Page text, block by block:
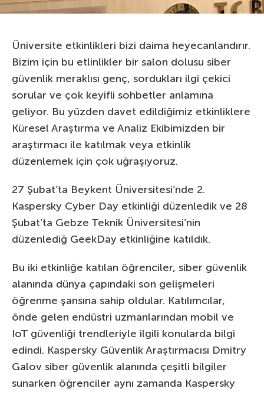
Üniversite etkinlikleri bizi daima heyecanlandırır.
Bizim için bu etlinlikler bir salon dolusu siber
güvenlik meraklısı genç, sordukları ilgi çekici
sorular ve çok keyifli sohbetler anlamına
geliyor. Bu yüzden davet edildiğimiz etkinliklere
Küresel Araştırma ve Analiz Ekibimizden bir
araştırmacı ile katılmak veya etkinlik
düzenlemek için çok uğraşıyoruz.
27 Şubat’ta Beykent Üniversitesi’nde 2.
Kaspersky Cyber Day etkinliği düzenledik ve 28
Şubat’ta Gebze Teknik Üniversitesi’nin
düzenlediğ GeekDay etkinliğine katıldık.
Bu iki etkinliğe katılan öğrenciler, siber güvenlik
alanında dünya çapındaki son gelişmeleri
öğrenme şansına sahip oldular. Katılımcılar,
önde gelen endüstri uzmanlarından mobil ve
IoT güvenliği trendleriyle ilgili konularda bilgi
edindi. Kaspersky Güvenlik Araştırmacısı Dmitry
Galov siber güvenlik alanında çeşitli bilgiler
sunarken öğrenciler aynı zamanda Kaspersky